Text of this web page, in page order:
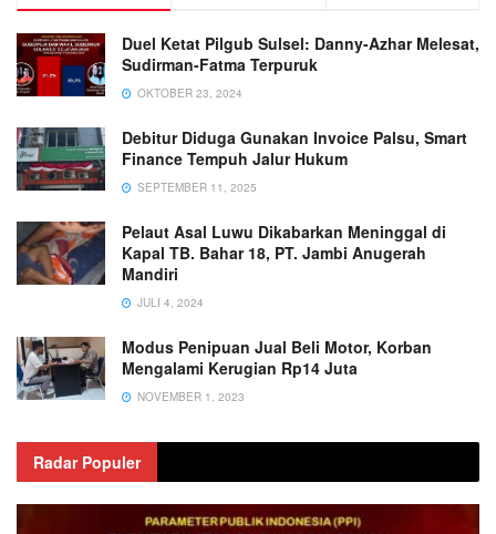
Duel Ketat Pilgub Sulsel: Danny-Azhar Melesat,
Sudirman-Fatma Terpuruk
OKTOBER 23, 2024
Debitur Diduga Gunakan Invoice Palsu, Smart
Finance Tempuh Jalur Hukum
SEPTEMBER 11, 2025
Pelaut Asal Luwu Dikabarkan Meninggal di
Kapal TB. Bahar 18, PT. Jambi Anugerah
Mandiri
JULI 4, 2024
Modus Penipuan Jual Beli Motor, Korban
Mengalami Kerugian Rp14 Juta
NOVEMBER 1, 2023
Radar Populer